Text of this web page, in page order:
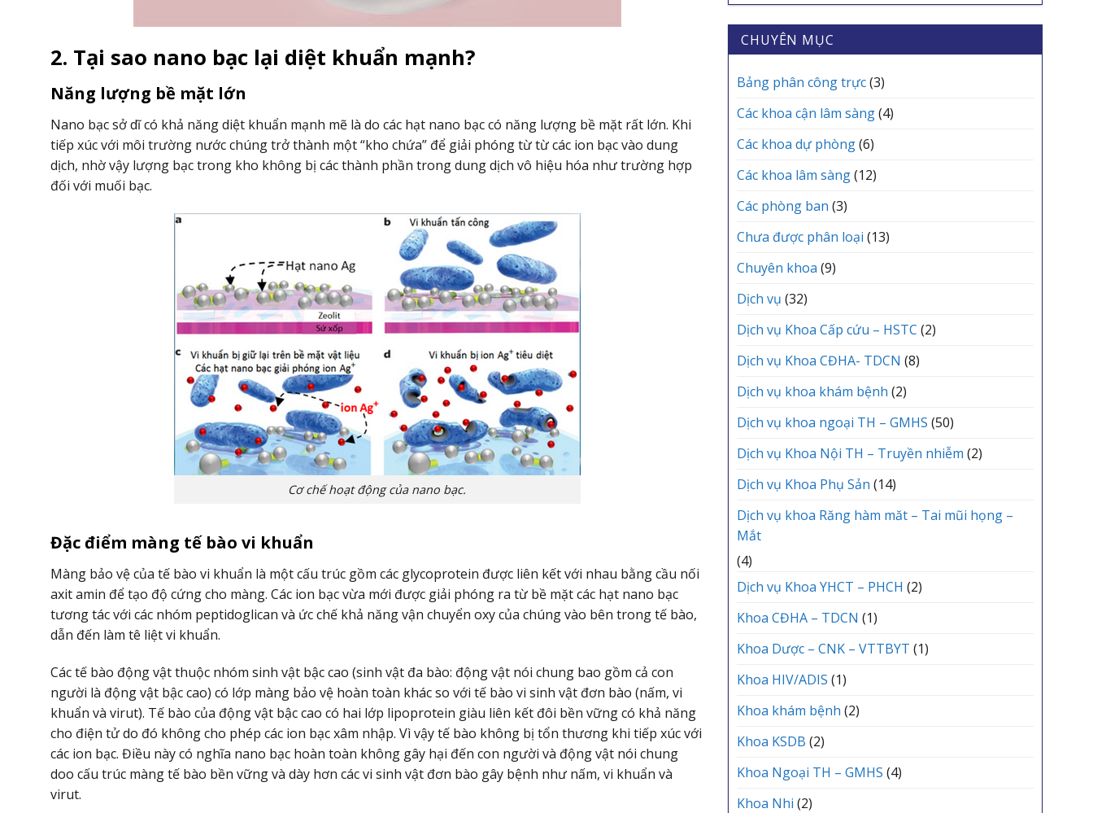
2. Tại sao nano bạc lại diệt khuẩn mạnh?
Năng lượng bề mặt lớn
Nano bạc sở dĩ có khả năng diệt khuẩn mạnh mẽ là do các hạt nano bạc có năng lượng bề mặt rất lớn. Khi
tiếp xúc với môi trường nước chúng trở thành một “kho chứa” để giải phóng từ từ các ion bạc vào dung
dịch, nhờ vậy lượng bạc trong kho không bị các thành phần trong dung dịch vô hiệu hóa như trường hợp
đối với muối bạc.
Cơ chế hoạt động của nano bạc.
Đặc điểm màng tế bào vi khuẩn
Màng bảo vệ của tế bào vi khuẩn là một cấu trúc gồm các glycoprotein được liên kết với nhau bằng cầu nối
axit amin để tạo độ cứng cho màng. Các ion bạc vừa mới được giải phóng ra từ bề mặt các hạt nano bạc
tương tác với các nhóm peptidoglican và ức chế khả năng vận chuyển oxy của chúng vào bên trong tế bào,
dẫn đến làm tê liệt vi khuẩn.
Các tế bào động vật thuộc nhóm sinh vật bậc cao (sinh vật đa bào: động vật nói chung bao gồm cả con
người là động vật bậc cao) có lớp màng bảo vệ hoàn toàn khác so với tế bào vi sinh vật đơn bào (nấm, vi
khuẩn và virut). Tế bào của động vật bậc cao có hai lớp lipoprotein giàu liên kết đôi bền vững có khả năng
cho điện tử do đó không cho phép các ion bạc xâm nhập. Vì vậy tế bào không bị tổn thương khi tiếp xúc với
các ion bạc. Điều này có nghĩa nano bạc hoàn toàn không gây hại đến con người và động vật nói chung
doo cấu trúc màng tế bào bền vững và dày hơn các vi sinh vật đơn bào gây bệnh như nấm, vi khuẩn và
virut.
KHỎE
GIA
CÁC
TRẮNG”
THẦM
tâm
CHUYÊN MỤC
Bảng phân công trực(3)
Các khoa cận lâm sàng(4)
Các khoa dự phòng(6)
Các khoa lâm sàng(12)
Các phòng ban (3)
Chưa được phân loại (13)
Chuyên khoa (9)
Dịch vụ (32)
Dịch vụ Khoa Cấp cứu – HSTC (2)
Dịch vụ Khoa CĐHA- TDCN (8)
Dịch vụ khoa khám bệnh (2)
Dịch vụ khoa ngoại TH – GMHS (50)
Dịch vụ Khoa Nội TH – Truyền nhiễm (2)
Dịch vụ Khoa Phụ Sản (14)
Dịch vụ khoa Răng hàm măt – Tai mũi họng –
Mắt
(4)
Dịch vụ Khoa YHCT – PHCH (2)
Khoa CĐHA – TDCN (1)
Khoa Dược – CNK – VTTBYT (1)
Khoa HIV/ADIS (1)
Khoa khám bệnh (2)
Khoa KSDB (2)
Khoa Ngoại TH – GMHS (4)
Khoa Nhi (2)